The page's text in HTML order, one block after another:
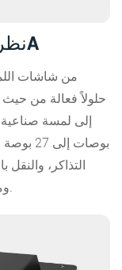
نظرة عامة على شاشة اللمس 3A
بوصات
التذاكر، والنقل